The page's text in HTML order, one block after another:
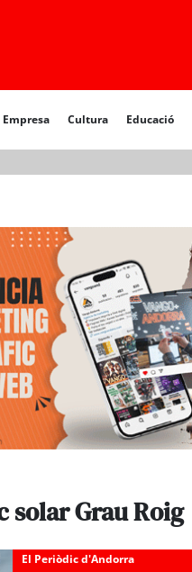
Empresa Cultura Educació
solar Grau Roig
El Periòdic d'Andorra